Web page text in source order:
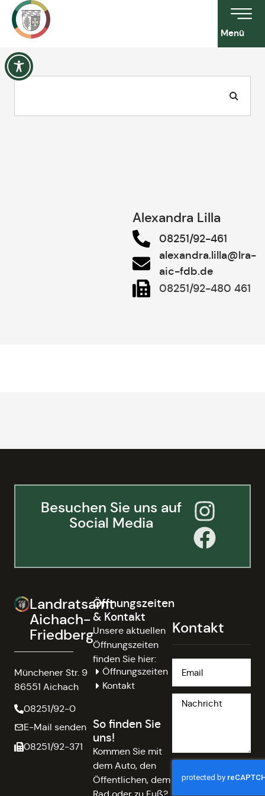
Menü
Alexandra Lilla
08251/92-461
alexandra.lilla@lra-
aic-fdb.de
08251/92-480 461
Besuchen Sie uns auf
Social Media
Landratsamt
Aichach-
Friedberg
Münchener Str. 9
86551 Aichach
08251/92-0
E-Mail senden
08251/92-371
Öffnungszeiten
& Kontakt
Unsere aktuellen
Öffnungszeiten
finden Sie hier:
Öffnungszeiten
Kontakt
So finden Sie
uns!
Kommen Sie mit
dem Auto, den
Öffentlichen, dem
Kontakt